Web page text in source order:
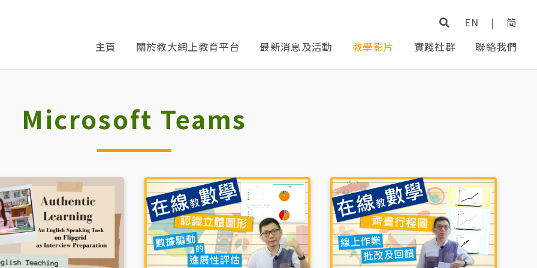
EN |
简
主頁
關於教大網上教育平台 最新消息及活動 教學影片 實踐社群 聯絡我們
Microsoft Teams